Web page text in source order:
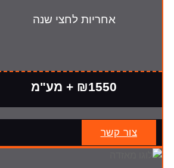
אחריות לחצי שנה
₪1550 + מע"מ
צור קשר